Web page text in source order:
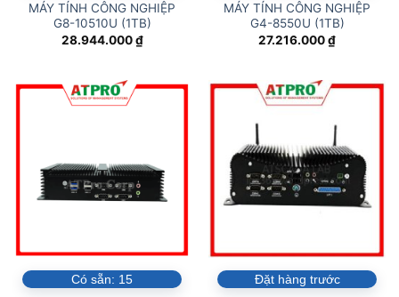
MÁY TÍNH CÔNG NGHIỆP
G8-10510U (1TB)
28.944.000₫
MÁY TÍNH CÔNG NGHIỆP
G4-8550U (1TB)
27.216.000₫
Có sẵn: 15 Đặt hàng trước